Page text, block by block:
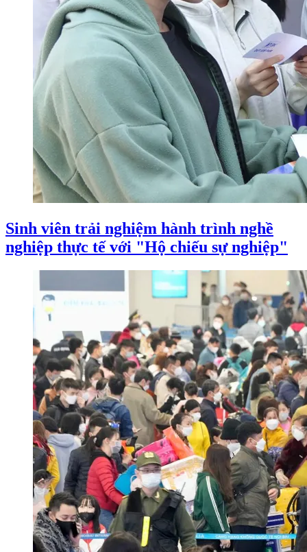
Sinh viên trải nghiệm hành trình nghề
nghiệp thực tế với "Hộ chiếu sự nghiệp"